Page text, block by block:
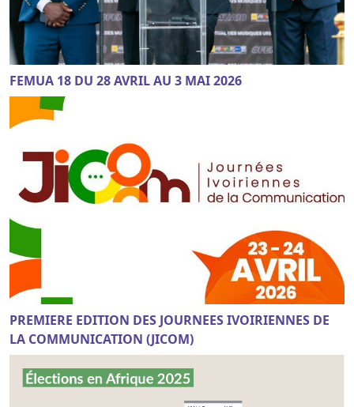
FEMUA 18 DU 28 AVRIL AU 3 MAI 2026
PREMIERE EDITION DES JOURNEES IVOIRIENNES DE
LA COMMUNICATION (JICOM)